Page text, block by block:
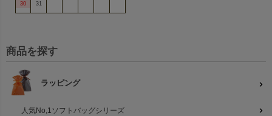
30 31
商品を探す
ラッピング
人気No,1ソフトバッグシリーズ